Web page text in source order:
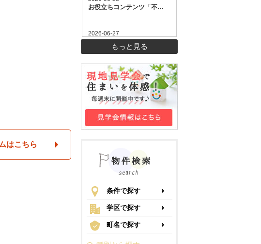
はこちら
もっと見る
条件で探す
学区で探す
町名で探す